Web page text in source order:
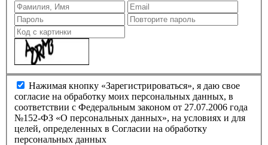
Нажимая кнопку «Зарегистрироваться», я даю свое
согласие на обработку моих персональных данных, в
соответствии с Федеральным законом от 27.07.2006 года
№152-ФЗ «О персональных данных», на условиях и для
целей, определенных в Согласии на обработку
персональных данных